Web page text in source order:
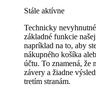
Stále aktívne
Technicky
základné funkcie
napríklad na to, aby
nákupného košíka
účtu. To znamená, že
závery a žiadne
tretím stranám.